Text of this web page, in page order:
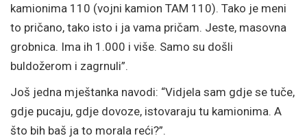
kamionima 110 (vojni kamion TAM 110). Tako je meni
to pričano, tako isto i ja vama pričam. Jeste, masovna
grobnica. Ima ih 1.000 i više. Samo su došli
buldožerom i zagrnuli”.
Još jedna mještanka navodi: “Vidjela sam gdje se tuče,
gdje pucaju, gdje dovoze, istovaraju tu kamionima. A
što bih baš ja to morala reći?”.